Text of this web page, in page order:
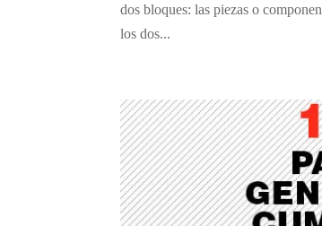
dos bloques: las piezas o
los dos...